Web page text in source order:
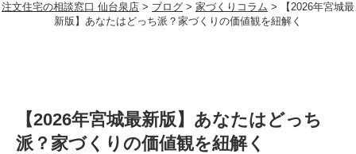
注文住宅の相談窓口 仙台泉店 > ブログ > 家づくりコラム >
【2026年宮城最
新版】あなたはどっち派？家づくりの価値観を紐解く
【2026年宮城最新版】あなたはどっち
派？家づくりの価値観を紐解く